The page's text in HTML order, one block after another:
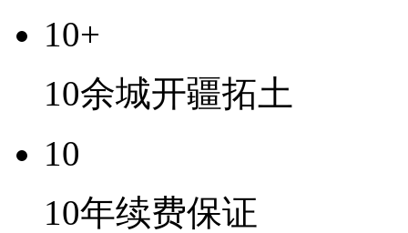
10+
10余城开疆拓土
10
10年续费保证